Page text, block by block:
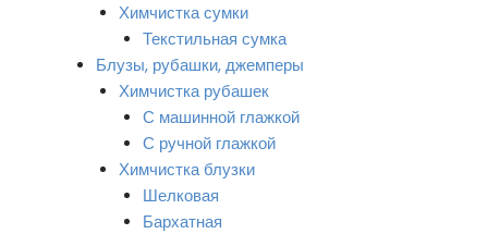
Химчистка сумки
Текстильная сумка
Блузы, рубашки, джемперы
Химчистка рубашек
С машинной глажкой
С ручной глажкой
Химчистка блузки
Шелковая
Бархатная